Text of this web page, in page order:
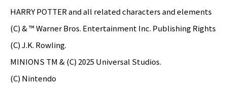
HARRY POTTER and all related characters and elements
(C) & ™ Warner Bros. Entertainment Inc. Publishing Rights
(C) J.K. Rowling.
MINIONS TM & (C) 2025 Universal Studios.
(C) Nintendo